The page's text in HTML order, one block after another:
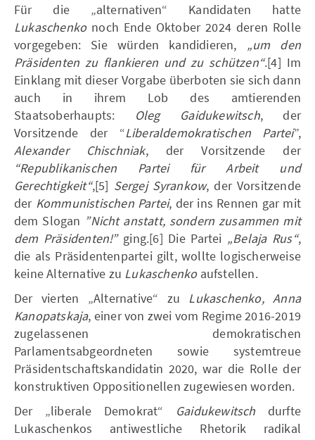
Für die „alternativen“ Kandidaten hatte
Lukaschenkonoch Ende Oktober 2024 deren Rolle
vorgegeben: Sie würden kandidieren, „um den
Präsidenten zu flankieren und zu schützen“.[4] Im
Einklang mit dieser Vorgabe überboten sie sich dann
auch in ihrem Lob des amtierenden
Staatsoberhaupts: Oleg Gaidukewitsch, der
Vorsitzende der “Liberaldemokratischen Partei”,
Alexander Chischniak, der Vorsitzende der
“Republikanischen Partei für Arbeit und
Gerechtigkeit“,[5] Sergej Syrankow, der Vorsitzende
der Kommunistischen Partei, der ins Rennen gar mit
dem Slogan ”Nicht anstatt, sondern zusammen mit
dem Präsidenten!”ging.[6] Die Partei „Belaja Rus“,
die als Präsidentenpartei gilt, wollte logischerweise
keine Alternative zu Lukaschenkoaufstellen.
Der vierten „Alternative“ zu Lukaschenko, Anna
Kanopatskaja, einer von zwei vom Regime 2016-2019
zugelassenen demokratischen
Parlamentsabgeordneten sowie systemtreue
Präsidentschaftskandidatin 2020, war die Rolle der
konstruktiven Oppositionellen zugewiesen worden.
Der „liberale Demokrat“ Gaidukewitsch durfte
Lukaschenkos antiwestliche Rhetorik radikal